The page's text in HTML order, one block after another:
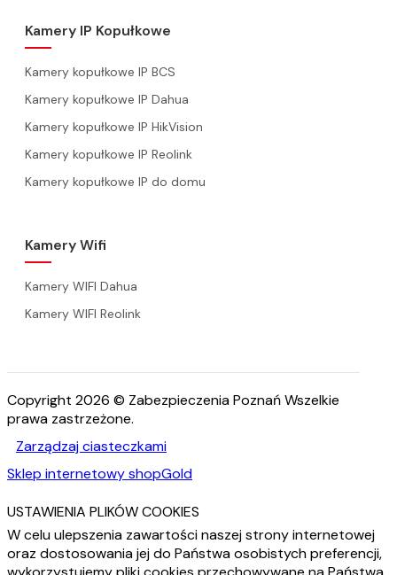
Kamery IP Kopułkowe
Kamery kopułkowe IP BCS
Kamery kopułkowe IP Dahua
Kamery kopułkowe IP HikVision
Kamery kopułkowe IP Reolink
Kamery kopułkowe IP do domu
Kamery Wifi
Kamery WIFI Dahua
Kamery WIFI Reolink
Copyright 2026 © Zabezpieczenia Poznań Wszelkie
prawa zastrzeżone.
Zarządzaj ciasteczkami
Sklep internetowy shopGold
USTAWIENIA PLIKÓW COOKIES
W celu ulepszenia zawartości naszej strony internetowej
oraz dostosowania jej do Państwa osobistych preferencji,